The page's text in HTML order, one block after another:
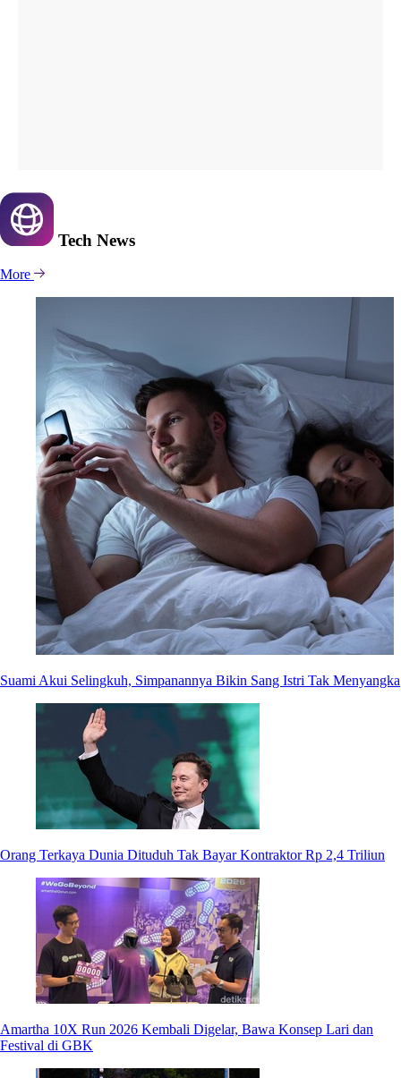
Tech News
More
Suami Akui Selingkuh, Simpanannya Bikin Sang Istri Tak Menyangka
Orang Terkaya Dunia Dituduh Tak Bayar Kontraktor Rp 2,4 Triliun
Amartha 10X Run 2026 Kembali Digelar, Bawa Konsep Lari dan
Festival di GBK